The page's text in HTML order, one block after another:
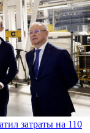
затраты на 110